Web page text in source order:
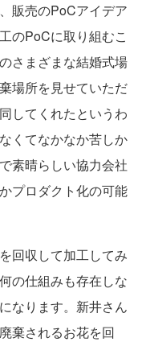
販売のPoCアイデア
のPoCに取り組むこ
さまざまな結婚式場
場所を見せていただ
してくれたというわ
くてなかなか苦しか
素晴らしい協力会社
プロダクト化の可能
回収して加工してみ
の仕組みも存在しな
なります。新井さん
棄されるお花を回